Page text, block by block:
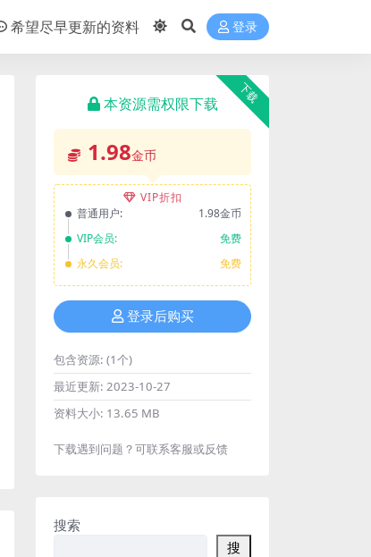
希望尽早更新的资料 登录
下载
本资源需权限下载
1.98金币
VIP折扣
普通用户:
1.98金币
VIP会员:
免费
永久会员:
免费
登录后购买
包含资源: (1个)
最近更新: 2023-10-27
资料大小: 13.65 MB
下载遇到问题？可联系客服或反馈
搜索
搜